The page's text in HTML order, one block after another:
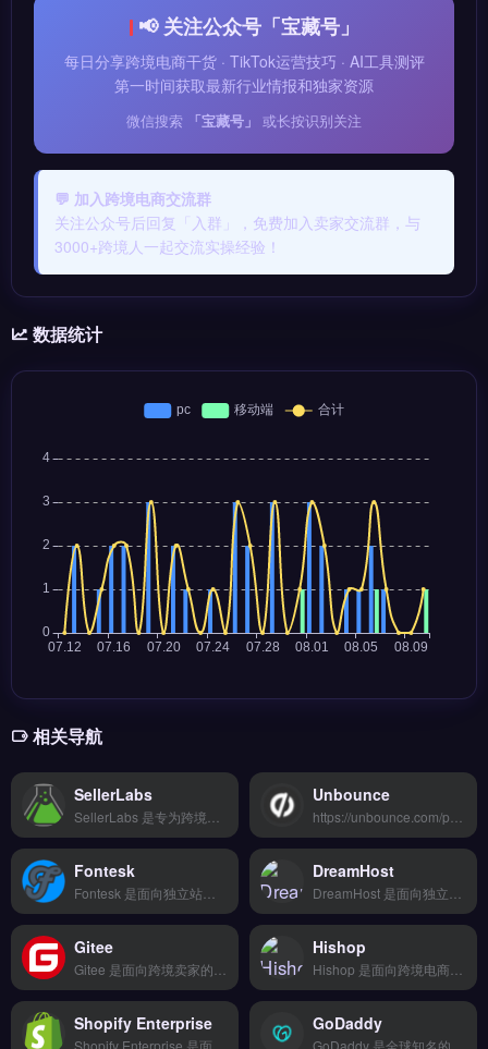
📢 关注公众号「宝藏号」
每日分享跨境电商干货 · TikTok运营技巧 · AI工具测评
第一时间获取最新行业情报和独家资源
微信搜索 「宝藏号」 或长按识别关注
💬 加入跨境电商交流群
关注公众号后回复「入群」，免费加入卖家交流群，与
3000+跨境人一起交流实操经验！
数据统计
相关导航
SellerLabs Unbounce
Fontesk DreamHost
Gitee Hishop
Shopify Enterprise GoDaddy